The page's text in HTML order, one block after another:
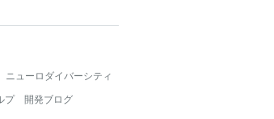
ニューロダイバーシティ
プ
開発ブログ